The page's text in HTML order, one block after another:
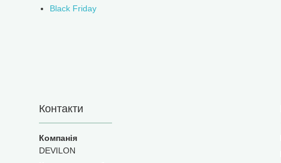
Black Friday
Контакти
DEVILON